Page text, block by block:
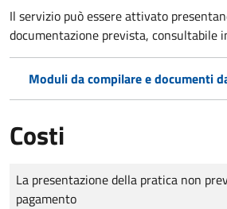
Il servizio può essere attivato
documentazione prevista, consultabile
Moduli da compilare e documenti
Costi
Tipo di pagamento
Importo
La presentazione della pratica non
pagamento